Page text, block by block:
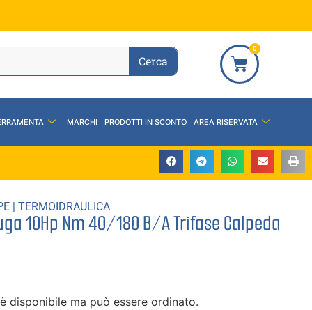
Cerca
0
MARCHI PRODOTTI IN SCONTO AREA RISERVATA
| TERMOIDRAULICA
10Hp Nm 40/180 B/A Trifase Calpeda
disponibile ma può essere ordinato.